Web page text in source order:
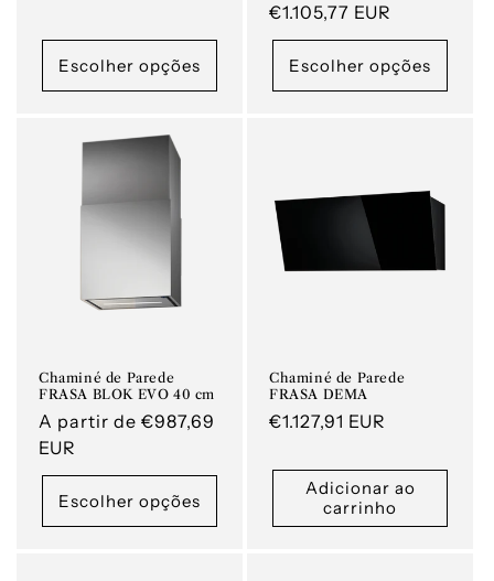
Escolher opções
normal
€1.105,77 EUR
Escolher opções
Chaminé de Parede
FRASA BLOK EVO 40 cm
Preço
normal
A partir de €987,69
EUR
Escolher opções
Chaminé de Parede
FRASA DEMA
Preço
€1.127,91 EUR
Adicionar ao
carrinho